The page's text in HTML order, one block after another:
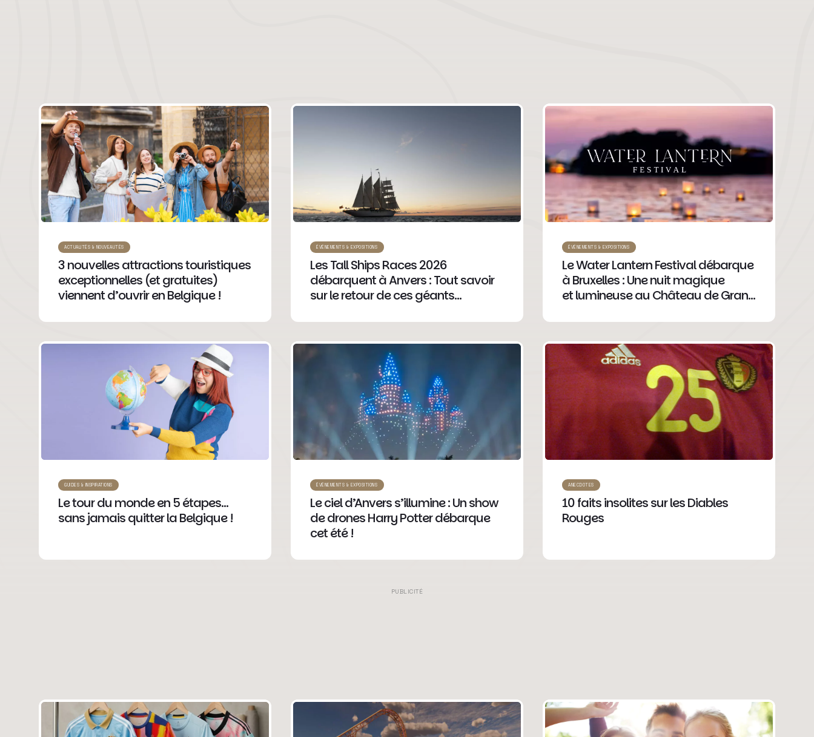
ACTUALITÉS & NOUVEAUTÉS
3 nouvelles attractions touristiques
exceptionnelles (et gratuites)
viennent d’ouvrir en Belgique !
ÉVÉNEMENTS & EXPOSITIONS
Les Tall Ships Races 2026
débarquent à Anvers : Tout savoir
sur le retour de ces géants
ÉVÉNEMENTS & EXPOSITIONS
Le Water Lantern Festival débarque
à Bruxelles : Une nuit magique
et lumineuse au Château de Grand
GUIDES & INSPIRATIONS
Le tour du monde en 5 étapes…
sans jamais quitter la Belgique !
ÉVÉNEMENTS & EXPOSITIONS
Le ciel d’Anvers s’illumine : Un show
de drones Harry Potter débarque
cet été !
ANECDOTES
10 faits insolites sur les Diables
Rouges
PUBLICITÉ